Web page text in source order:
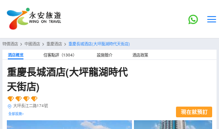
特價酒店 > 中國酒店 > 重慶酒店 > 重慶長城酒店(大坪龍湖時代天街店)
酒店概览 住客點評（1304） 設施簡介 酒店政策
重慶長城酒店(大坪龍湖時代
天街店)
大坪長江二路174號
全部設施> 現在就預訂